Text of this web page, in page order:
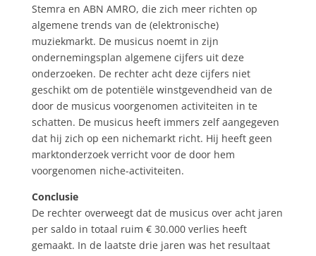
Stemra en ABN AMRO, die zich meer richten op
algemene trends van de (elektronische)
muziekmarkt. De musicus noemt in zijn
ondernemingsplan algemene cijfers uit deze
onderzoeken. De rechter acht deze cijfers niet
geschikt om de potentiële winstgevendheid van de
door de musicus voorgenomen activiteiten in te
schatten. De musicus heeft immers zelf aangegeven
dat hij zich op een nichemarkt richt. Hij heeft geen
marktonderzoek verricht voor de door hem
voorgenomen niche-activiteiten.
Conclusie
De rechter overweegt dat de musicus over acht jaren
per saldo in totaal ruim € 30.000 verlies heeft
gemaakt. In de laatste drie jaren was het resultaat